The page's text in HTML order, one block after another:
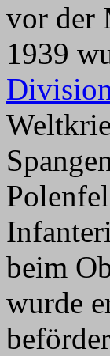
vor der
1939
beim
wurde